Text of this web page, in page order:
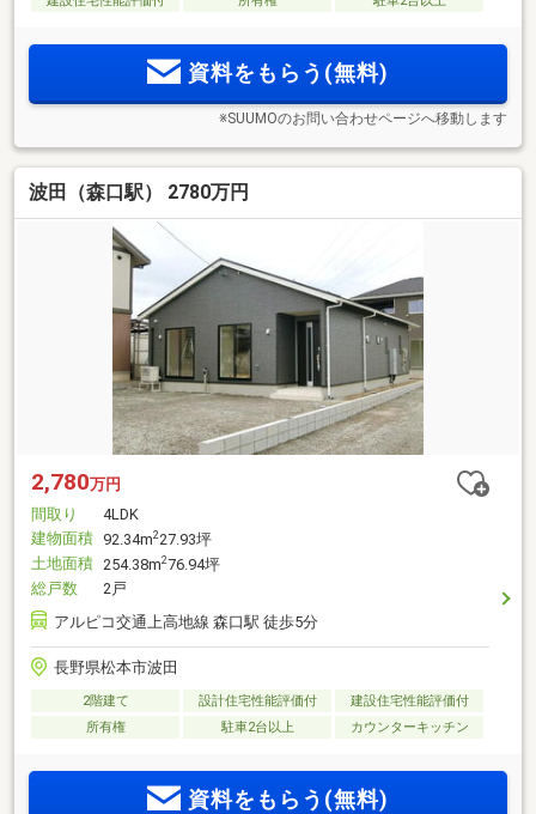
資料をもらう(無料)
※SUUMOのお問い合わせページへ移動します
波田（森口駅） 2780万円
2,780万円
間取り
4LDK
建物面積 92.34m227.93坪
土地面積 254.38m276.94坪
総戸数
2戸
アルピコ交通上高地線 森口駅 徒歩5分
長野県松本市波田
2階建て 設計住宅性能評価付
建設住宅性能評価付
所有権
駐車2台以上 カウンターキッチン
資料をもらう(無料)